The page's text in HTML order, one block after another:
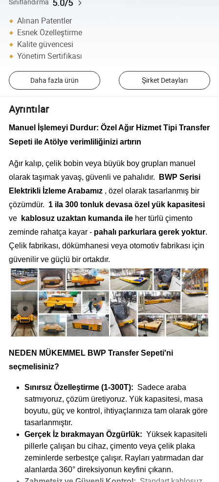
Sınıflandırma 5.0/5
Alınan Patentler
Esnek Özelleştirme
Kalite güvencesi
Yönetim Sertifikası
Daha fazla ürün Şirket Detayları
Ayrıntılar
Manuel İşlemeyi Durdur: Özel Ağır Hizmet Tipi Transfer
Sepeti ile Atölye verimliliğinizi artırın
Ağır kalıp, çelik bobin veya büyük boy grupları manuel
olarak taşımak yavaş, güvenli ve pahalıdır.
BWP Serisi
Elektrikli İzleme Arabamız , özel olarak tasarlanmış bir
çözümdür. 1 ila 300 tonluk devasa özel yük kapasitesi
ve
kablosuz uzaktan kumanda ile her türlü çimento
zeminde rahatça kayar - pahalı parkurlara gerek yoktur.
Çelik fabrikası, dökümhanesi veya otomotiv fabrikası için
güvenilir ve güçlü bir ortakdır.
NEDEN MÜKEMMEL BWP Transfer Sepeti'ni
seçmelisiniz?
Sınırsız Özelleştirme (1-300T): Sadece araba
satmıyoruz, çözüm üretiyoruz. Yük kapasitesi, masa
boyutu, güç ve kontrol, ihtiyaçlarınıza tam olarak göre
tasarlanmıştır.
Gerçek İz bırakmayan Özgürlük: Yüksek kapasiteli
pillerle çalışan bu cihaz, çimento veya çelik plaka
zeminlerde serbestçe çalışır. Rayları yatırmadan dar
alanlarda 360° direksiyonun keyfini çıkarın.